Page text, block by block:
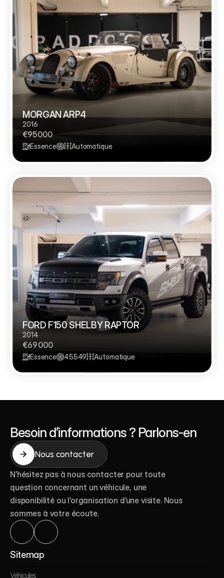
MORGAN ARP4
2016
€95 000
Essence Automatique
FORD F150 SHELBY RAPTOR
2014
€69 000
Essence 45549 Automatique
Besoin d’informations ? Parlons-en
Nous contacter
N’hésitez pas à nous contacter pour toute
question concernant un véhicule, une
disponibilité ou l’organisation d’une visite. Nous
sommes à votre écoute.
Sitemap
Véhicules
Véhicules